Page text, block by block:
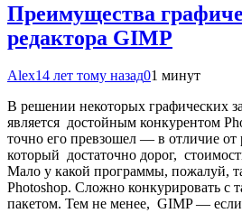
Преимущества
редактора GIMP
Alex14 лет тому назад01 минут
В решении некоторых графических
является достойным конкурентом
точно его превзошел — в отличие от
который достаточно дорог,
Мало у какой программы, пожалуй,
Photoshop. Сложно конкурировать с
пакетом. Тем не менее, GIMP —